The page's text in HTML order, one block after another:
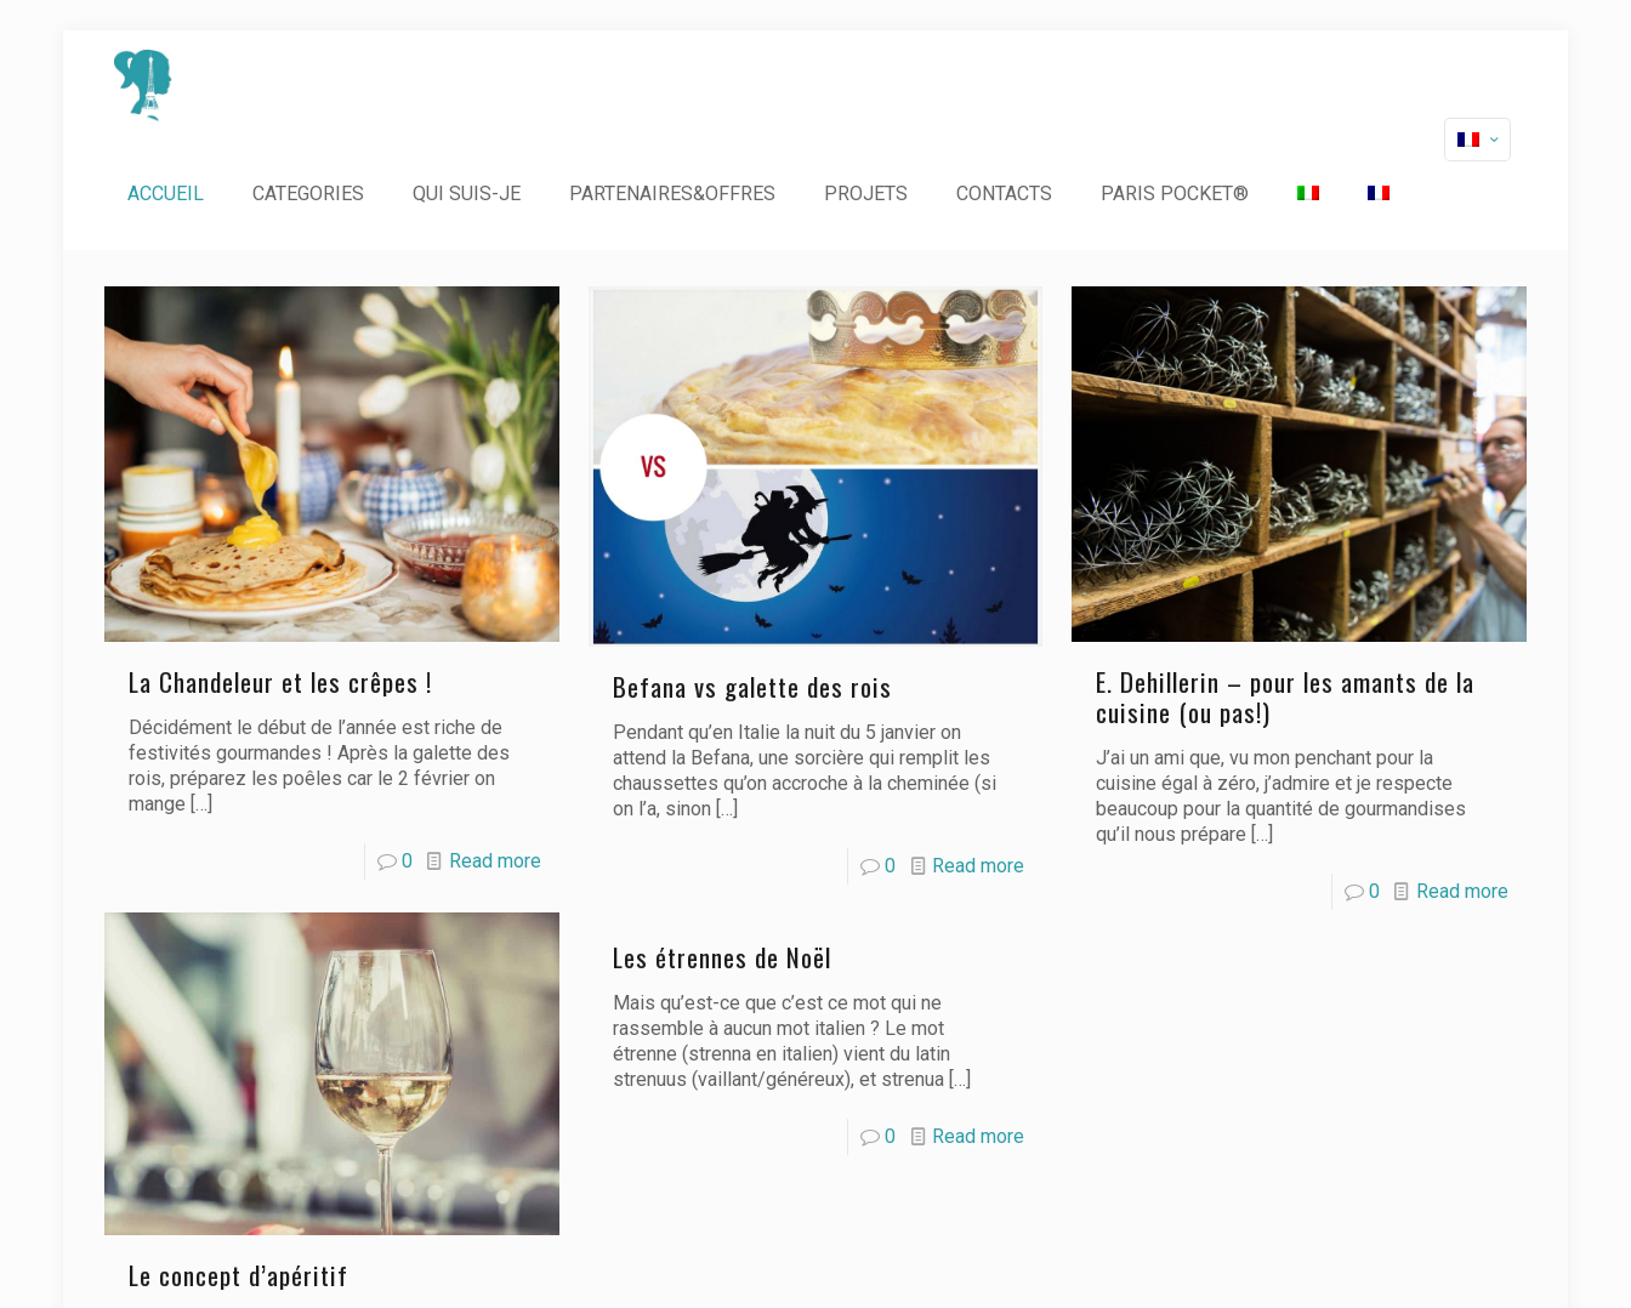
ACCUEIL CATEGORIES QUI SUIS-JE PARTENAIRES&OFFRES PROJETS CONTACTS PARIS POCKET®
La Chandeleur et les crêpes !
Décidément le début de l’année est riche de
festivités gourmandes ! Après la galette des
rois, préparez les poêles car le 2 février on
mange […]
0 Read more
Befana vs galette des rois
Pendant qu’en Italie la nuit du 5 janvier on
attend la Befana, une sorcière qui remplit les
chaussettes qu’on accroche à la cheminée (si
on l’a, sinon […]
0 Read more
E. Dehillerin – pour les amants de la
cuisine (ou pas!)
J’ai un ami que, vu mon penchant pour la
cuisine égal à zéro, j’admire et je respecte
beaucoup pour la quantité de gourmandises
qu’il nous prépare […]
0 Read more
Le concept d’apéritif
Les étrennes de Noël
Mais qu’est-ce que c’est ce mot qui ne
rassemble à aucun mot italien ? Le mot
étrenne (strenna en italien) vient du latin
strenuus (vaillant/généreux), et strenua[…]
0 Read more